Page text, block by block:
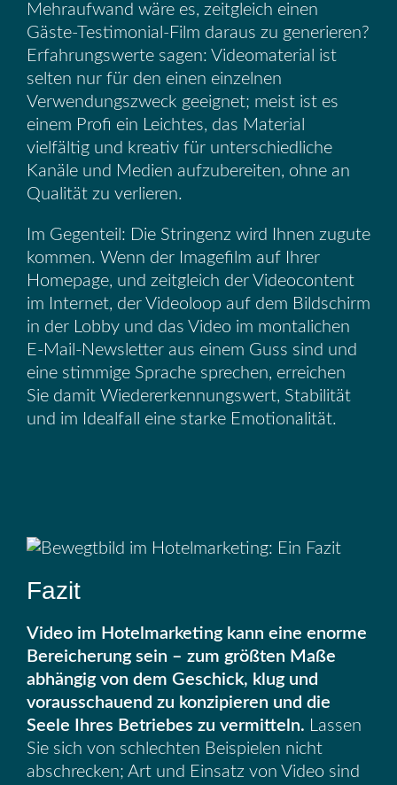
Mehraufwand wäre es, zeitgleich einen
Gäste-Testimonial-Film daraus zu generieren?
Erfahrungswerte sagen: Videomaterial ist
selten nur für den einen einzelnen
Verwendungszweck geeignet; meist ist es
einem Profi ein Leichtes, das Material
vielfältig und kreativ für unterschiedliche
Kanäle und Medien aufzubereiten, ohne an
Qualität zu verlieren.
Im Gegenteil: Die Stringenz wird Ihnen zugute
kommen. Wenn der Imagefilm auf Ihrer
Homepage, und zeitgleich der Videocontent
im Internet, der Videoloop auf dem Bildschirm
in der Lobby und das Video im montalichen
E-Mail-Newsletter aus einem Guss sind und
eine stimmige Sprache sprechen, erreichen
Sie damit Wiedererkennungswert, Stabilität
und im Idealfall eine starke Emotionalität.
Fazit
Video im Hotelmarketing kann eine enorme
Bereicherung sein – zum größten Maße
abhängig von dem Geschick, klug und
vorausschauend zu konzipieren und die
Seele Ihres Betriebes zu vermitteln. Lassen
Sie sich von schlechten Beispielen nicht
abschrecken; Art und Einsatz von Video sind